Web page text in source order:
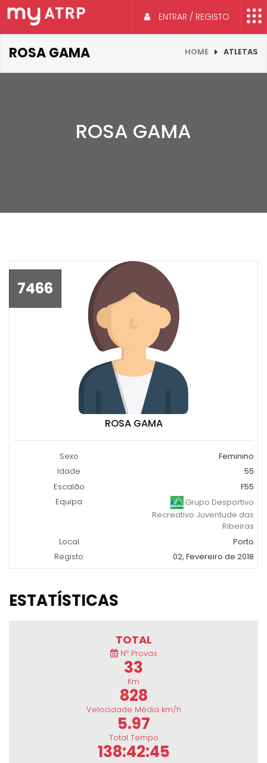
ENTRAR / REGISTO
ROSA GAMA HOME ATLETAS
ROSA GAMA
7466
ROSA GAMA
Sexo
Feminino
Idade
55
Escalão
F55
Equipa
Grupo Desportivo
Recreativo Juventude das
Ribeiras
Local
Porto
Registo
02, Fevereiro de 2018
ESTATÍSTICAS
TOTAL
Nº Provas
33
Km
828
Velocidade Média km/h
5.97
Total Tempo
138:42:45